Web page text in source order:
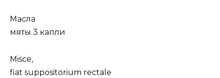
Масла
мяты 3 капли
Misce,
fiat suppositorium rectale